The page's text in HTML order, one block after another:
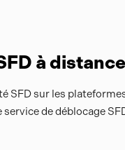
à
SFD sur les
de déblocage